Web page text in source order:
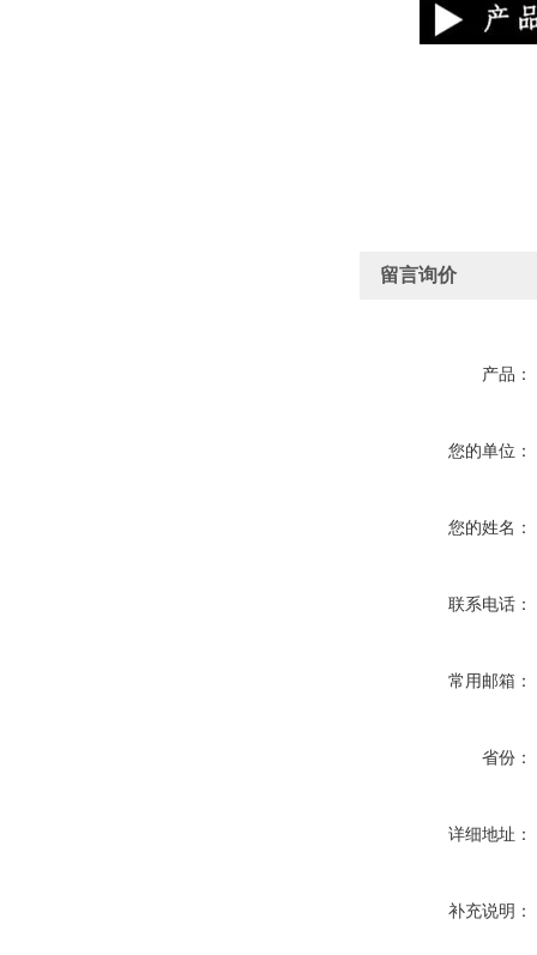
留言询价
产品：
您的单位：
您的姓名：
联系电话：
常用邮箱：
省份：
详细地址：
补充说明：